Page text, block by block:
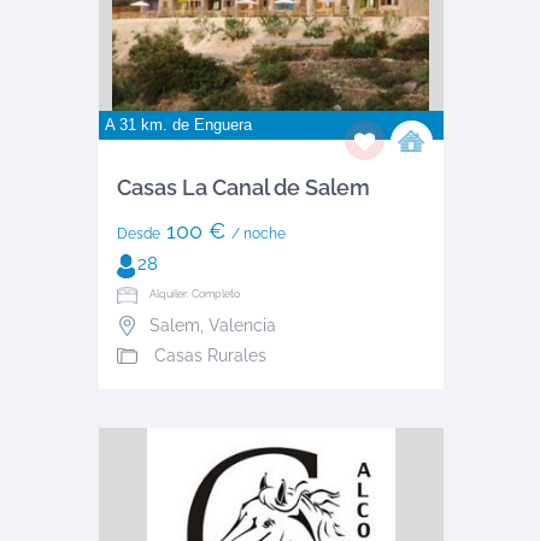
A 31 km. de Enguera
Casas La Canal de Salem
Desde100 € / noche
28
Alquiler: Completo
Salem Valencia
Casas Rurales